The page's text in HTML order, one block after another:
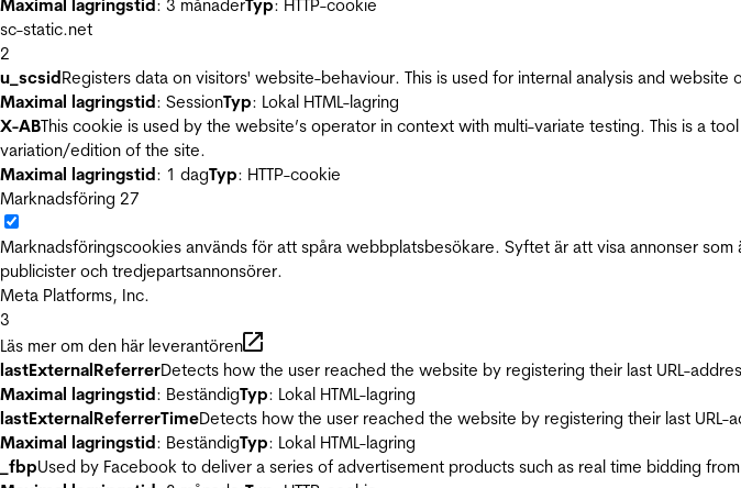
Maximal lagringstid: 3 månaderTyp: HTTP-cookie
sc-static.net
2
u_scsidRegisters data on visitors' website-behaviour. This is used for internal analysis and website
Maximal lagringstid: SessionTyp: Lokal HTML-lagring
X-ABThis cookie is used by the website’s operator in context with multi-variate testing. This is a
variation/edition of the site.
Maximal lagringstid: 1 dagTyp: HTTP-cookie
Marknadsföring 27
Marknadsföringscookies används för att spåra webbplatsbesökare. Syftet är att visa annonser
publicister och tredjepartsannonsörer.
Meta Platforms, Inc.
3
Läs mer om den här leverantören
lastExternalReferrerDetects how the user reached the website by registering their last URL-
Maximal lagringstid: BeständigTyp: Lokal HTML-lagring
lastExternalReferrerTimeDetects how the user reached the website by registering their last URL-
Maximal lagringstid: BeständigTyp: Lokal HTML-lagring
_fbpUsed by Facebook to deliver a series of advertisement products such as real time bidding